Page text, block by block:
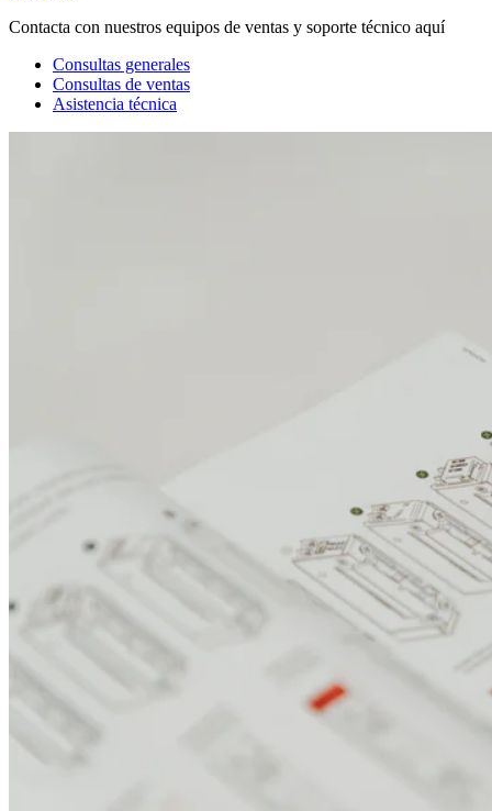
Contacta con nuestros equipos de ventas y soporte técnico aquí
Consultas generales
Consultas de ventas
Asistencia técnica